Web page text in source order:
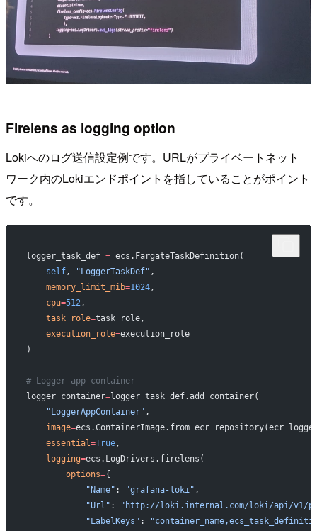
Firelens as logging option
Lokiへのログ送信設定例です。URLがプライベートネット
ワーク内のLokiエンドポイントを指していることがポイント
です。
logger_task_def = ecs.FargateTaskDefinition(
    self
, "LoggerTaskDef" ,
    memory_limit_mib
=1024,
    cpu
=512,
    task_role
=task_role,
    execution_role
=execution_role
)
# Logger app container
logger_container=logger_task_def.add_container(
    "LoggerAppContainer"
,
    image
=
    essential
=True,
    logging
=ecs.LogDrivers.firelens(
        options
={
            "Name"
: "grafana-loki" ,
            "Url"
:
"http://loki.internal.com/loki/api/v1/
            "LabelKeys"
: